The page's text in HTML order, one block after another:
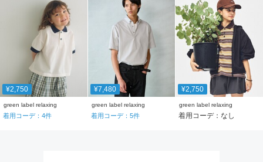
¥2,750
green label relaxing
着用コーデ： 4件
¥7,480
green label relaxing
着用コーデ： 5件
¥2,750
green label relaxing
着用コーデ：なし